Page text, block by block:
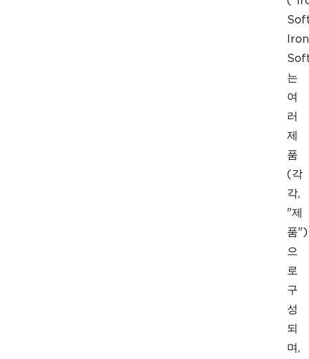
Iron
는
여
러
제
품
(각
각,
"제
품")
으
로
구
성
되
며,